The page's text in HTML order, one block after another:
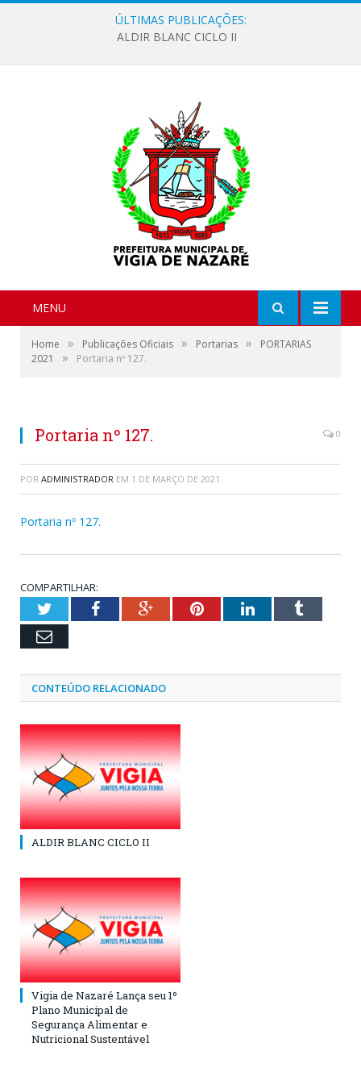
ÚLTIMAS PUBLICAÇÕES:
ALDIR BLANC CICLO II
MENU
Home » Publicações Oficiais » Portarias »
PORTARIAS
2021
» Portaria nº 127.
Portaria nº 127. 0
POR ADMINISTRADOR EM 1 DE MARÇO DE 2021
Portaria nº 127.
COMPARTILHAR:
TwitterFacebookGoogle+PinterestLinkedInTumblr
Email
CONTEÚDO RELACIONADO
ALDIR BLANC CICLO II
Vigia de Nazaré Lança seu 1º
Plano Municipal de
Segurança Alimentar e
Nutricional Sustentável